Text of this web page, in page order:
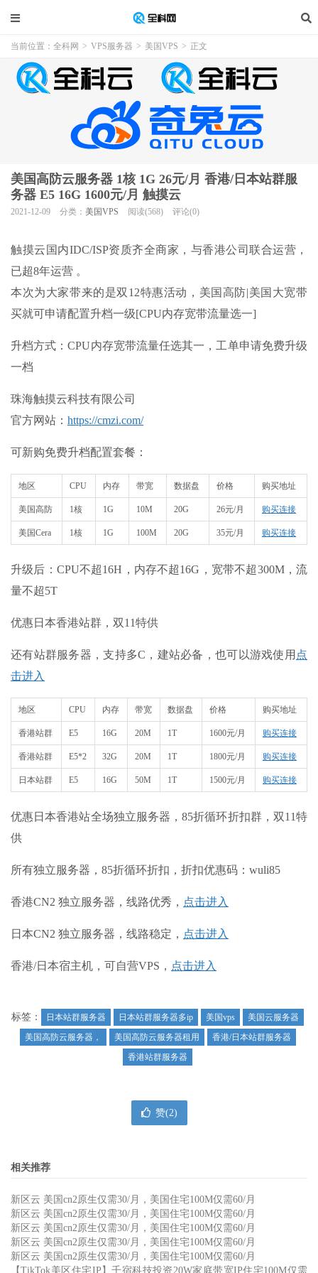
当前位置： 全科网 > VPS服务器 > 美国VPS > 正文
美国高防云服务器 1核 1G 26元/月 香港/日本站群服
务器 E5 16G 1600元/月 触摸云
2021-12-09 分类： 美国VPS 阅读(568) 评论(0)
触摸云国内IDC/ISP资质齐全商家，与香港公司联合运营，
已超8年运营 。
本次为大家带来的是双12特惠活动，美国高防|美国大宽带
买就可申请配置升档一级[CPU内存宽带流量选一]
升档方式：CPU内存宽带流量任选其一，工单申请免费升级
一档
珠海触摸云科技有限公司
官方网站： https://cmzi.com/
可新购免费升档配置套餐：
地区 CPU 内存 带宽 数据盘 价格 购买地址
美国高防 1核 1G 10M 20G 26元/月 购买连接
美国Cera 1核 1G 100M 20G 35元/月 购买连接
升级后：CPU不超16H，内存不超16G，宽带不超300M，流
量不超5T
优惠日本香港站群，双11特供
还有站群服务器，支持多C，建站必备，也可以游戏使用 点
击进入
地区 CPU 内存 带宽 数据盘 价格 购买地址
香港站群 E5 16G 20M 1T 1600元/月 购买连接
香港站群 E5*2 32G 20M 1T 1800元/月 购买连接
日本站群 E5 16G 50M 1T 1500元/月 购买连接
优惠日本香港站全场独立服务器，85折循环折扣群，双11特
供
所有独立服务器，85折循环折扣，折扣优惠码：wuli85
香港CN2 独立服务器，线路优秀， 点击进入
日本CN2 独立服务器，线路稳定， 点击进入
香港/日本宿主机，可自营VPS， 点击进入
标签： 日本站群服务器 日本站群服务器多ip 美国vps
美国云服务器
美国高防云服务器，
美国高防云服务器租用
香港/日本站群服务器
香港站群服务器
赞(2)
相关推荐
新区云 美国cn2原生仅需30/月，美国住宅100M仅需60/月
新区云 美国cn2原生仅需30/月，美国住宅100M仅需60/月
新区云 美国cn2原生仅需30/月，美国住宅100M仅需60/月
新区云 美国cn2原生仅需30/月，美国住宅100M仅需60/月
新区云 美国cn2原生仅需30/月，美国住宅100M仅需60/月
【TikTok美区住宅IP】千宿科技投资20W家庭带宽IP住宅100M仅需